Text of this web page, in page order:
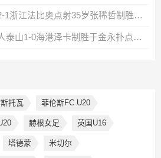
近三轮首胜！国安2-1浙江法比奥点射35岁张稀哲制胜王钰栋送助攻
换帅后开门红！十人泰山1-0海港泽卡制胜于金永扑点海港三球被吹
托瓦 菲伦斯FC U20
赫根女足 英国U16
塔德蒙 米切尔